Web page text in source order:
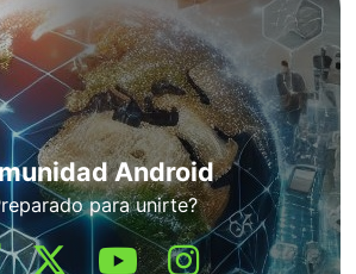
Android
para unirte?